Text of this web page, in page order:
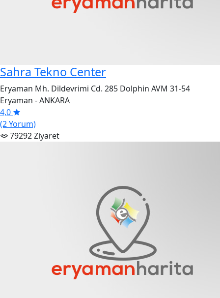
Sahra Tekno Center
Eryaman Mh. Dildevrimi Cd. 285 Dolphin AVM 31-54
Eryaman - ANKARA
4,0
(2 Yorum)
79292 Ziyaret